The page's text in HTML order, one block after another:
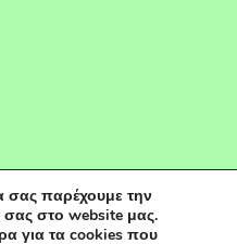
σας παρέχουμε την
στο website μας.
για τα cookies που